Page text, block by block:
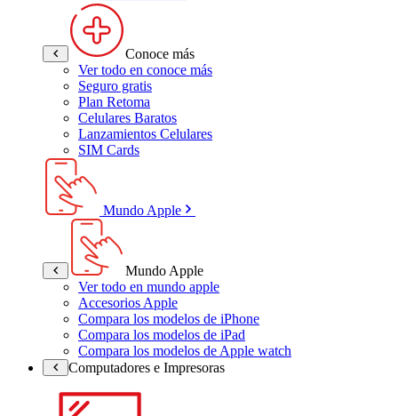
Conoce más
Ver todo en conoce más
Seguro gratis
Plan Retoma
Celulares Baratos
Lanzamientos Celulares
SIM Cards
Mundo Apple
Mundo Apple
Ver todo en mundo apple
Accesorios Apple
Compara los modelos de iPhone
Compara los modelos de iPad
Compara los modelos de Apple watch
Computadores e Impresoras